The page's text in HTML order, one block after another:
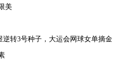
美
转3号种子，大运会网球女单摘金